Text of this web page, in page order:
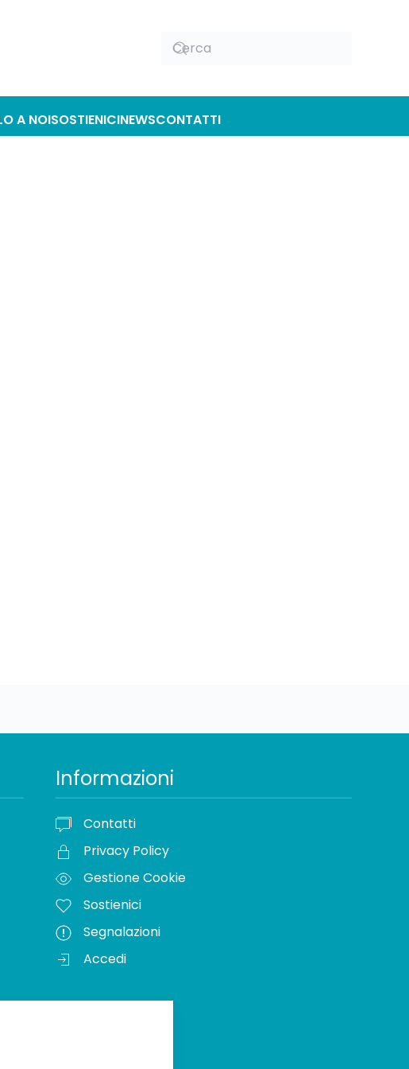
A NOISOSTIENICINEWSCONTATTI
Informazioni
Contatti
Privacy Policy
Gestione Cookie
Sostienici
Segnalazioni
Accedi